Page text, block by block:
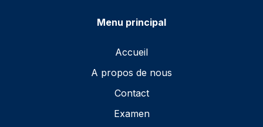
Menu principal
Accueil
A propos de nous
Contact
Examen